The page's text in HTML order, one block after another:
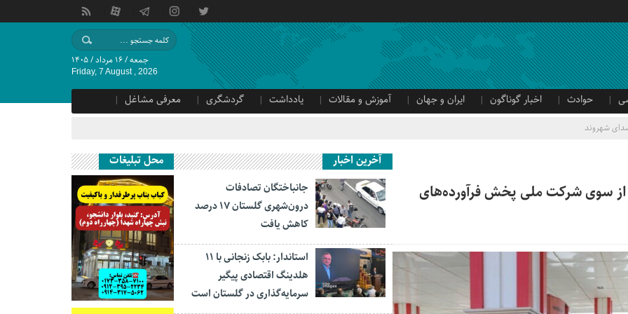
جمعه / ۱۶ مرداد / ۱۴۰۵
Friday, 7 August , 2026
حوادث اخبار گوناگون ایران و جهان آموزش و مقالات یادداشت گردشگری
معرفی مشاغل
شهروند
از سوی شرکت ملی پخش فرآورده‌های
آخرین اخبار
جانباختگان تصادفات
درون‌شهری گلستان ۱۷ درصد
کاهش یافت
استاندار: بابک زنجانی با ۱۱
هلدینگ اقتصادی پیگیر
سرمایه‌گذاری در گلستان است
محل تبلیغات